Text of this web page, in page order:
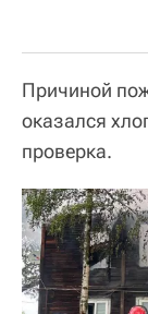
Причиной
оказался
проверка.